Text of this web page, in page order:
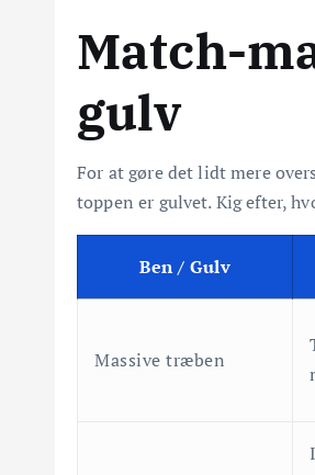
Match-
gulv
For at gøre det lidt mere
toppen er gulvet. Kig efter,
Ben / Gulv
Massive træben